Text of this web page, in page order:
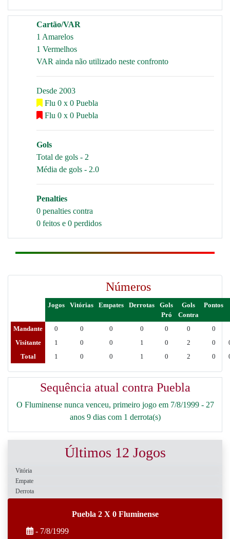
Cartão/VAR
1 Amarelos
1 Vermelhos
VAR ainda não utilizado neste confronto
Desde 2003
Flu 0 x 0 Puebla
Flu 0 x 0 Puebla
Gols
Total de gols - 2
Média de gols - 2.0
Penalties
0 penalties contra
0 feitos e 0 perdidos
Números
Jogos Vitórias Empates Derrotas
Gols
Pró
Gols
Contra
Pontos
Mandante 0 0 0 0 0 0
0
Visitante
1 0 0 1 0 2 0
Total
1 0 0 1 0 2 0
Sequência atual contra Puebla
O Fluminense nunca venceu, primeiro jogo em 7/8/1999 - 27
anos 9 dias com 1 derrota(s)
Últimos 12 Jogos
Vitória
Empate
Derrota
Puebla 2 X 0 Fluminense
- 7/8/1999